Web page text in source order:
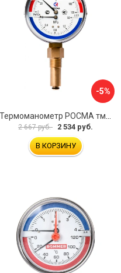
-5%
Термоманометр РОСМА тмтб-31р.1 D070-00878
2 667 руб. 2 534 руб.
В КОРЗИНУ